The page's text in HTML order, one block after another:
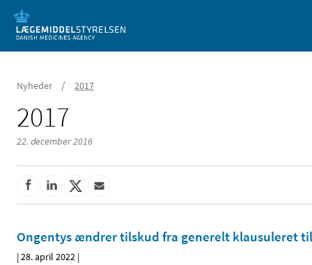
Mobil visning
Nyheder / 2017
2017
22. december 2016
Ongentys ændrer tilskud fra generelt klausuleret
|28. april 2022 |